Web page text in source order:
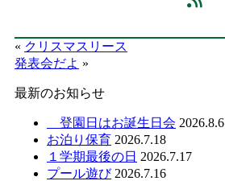
« クリスマスリース
発表会だよ »
最新のお知らせ
登園日はお誕生日会 2026.8.6
お泊り保育 2026.7.18
１学期最後の日 2026.7.17
プール遊び 2026.7.16